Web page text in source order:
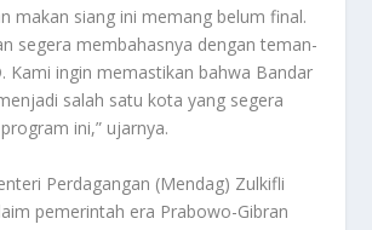
makan siang ini memang belum final.
segera membahasnya dengan teman-
Kami ingin memastikan bahwa Bandar
salah satu kota yang segera
ini,” ujarnya.
Perdagangan (Mendag) Zulkifli
pemerintah era Prabowo-Gibran